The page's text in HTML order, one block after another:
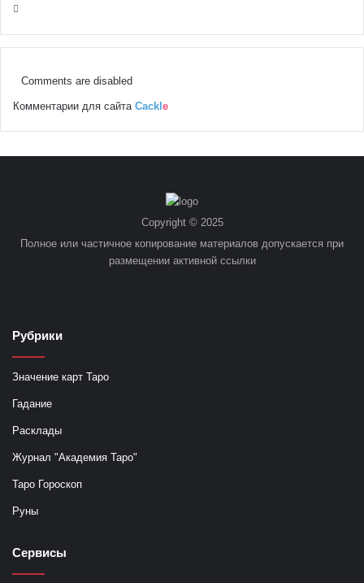
Comments are disabled
Комментарии для сайта Cackl e
Copyright © 2025
Полное или частичное копирование материалов допускается при
размещении активной ссылки
Рубрики
Значение карт Таро
Гадание
Расклады
Журнал "Академия Таро"
Таро Гороскоп
Руны
Сервисы